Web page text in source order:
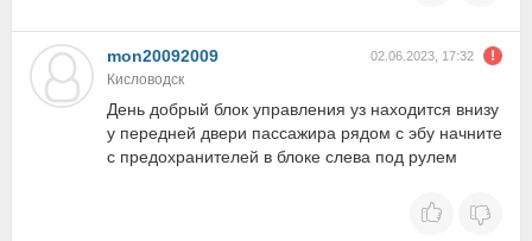
mon20092009 02.06.2023, 17:32
Кисловодск
День добрый блок управления уз находится внизу
у передней двери пассажира рядом с эбу начните
с предохранителей в блоке слева под рулем